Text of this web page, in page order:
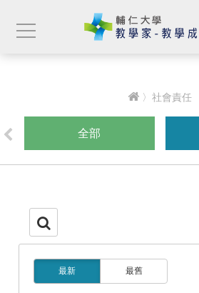
〉社會責任
全部
最新 最舊